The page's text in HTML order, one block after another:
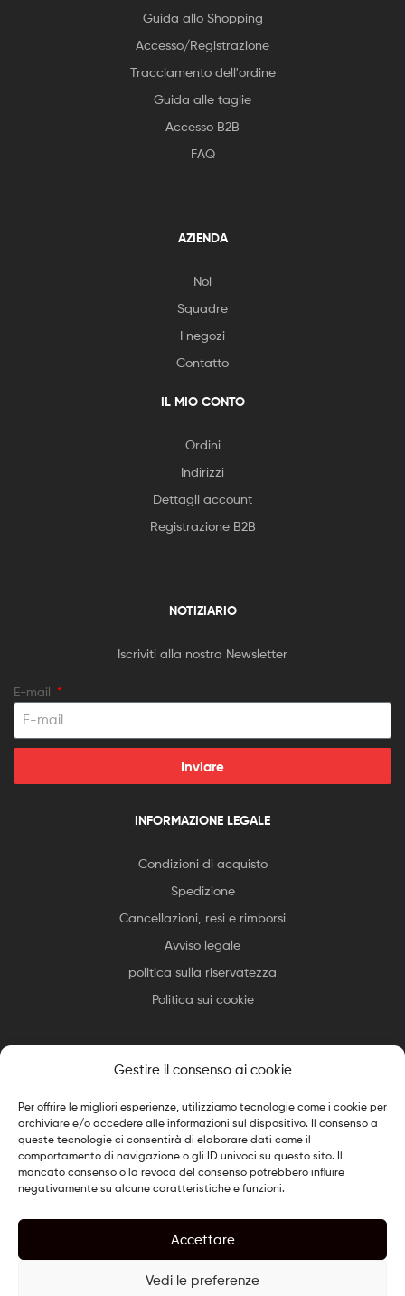
Gestire il consenso ai cookie
Per offrire le migliori esperienze, utilizziamo tecnologie come i cookie per
archiviare e/o accedere alle informazioni sul dispositivo. Il consenso a
queste tecnologie ci consentirà di elaborare dati come il
comportamento di navigazione o gli ID univoci su questo sito. Il
mancato consenso o la revoca del consenso potrebbero influire
negativamente su alcune caratteristiche e funzioni.
Accettare
Vedi le preferenze
Guida allo Shopping
Accesso/Registrazione
Tracciamento dell'ordine
Guida alle taglie
Accesso B2B
FAQ
AZIENDA
Noi
Squadre
I negozi
Contatto
IL MIO CONTO
Ordini
Indirizzi
Dettagli account
Registrazione B2B
NOTIZIARIO
Iscriviti alla nostra Newsletter
E-mail
Inviare
INFORMAZIONE LEGALE
Condizioni di acquisto
Spedizione
Cancellazioni, resi e rimborsi
Avviso legale
politica sulla riservatezza
Politica sui cookie
Copyright © 2025 Essax. Tutti i diritti riservati. Design cucinato
daIl WebChef